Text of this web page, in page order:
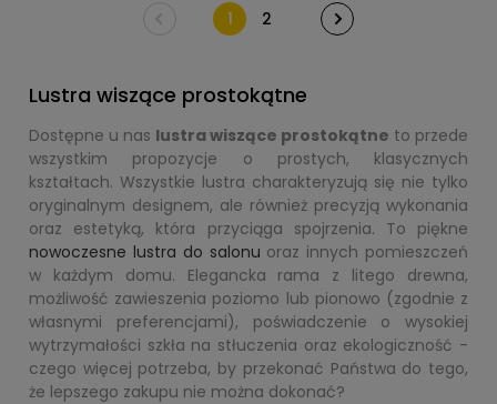
1 2
Lustra wiszące prostokątne
Dostępne u nas lustra wiszące prostokątne to przede
wszystkim propozycje o prostych, klasycznych
kształtach. Wszystkie lustra charakteryzują się nie tylko
oryginalnym designem, ale również precyzją wykonania
oraz estetyką, która przyciąga spojrzenia. To piękne
nowoczesne lustra do salonu oraz innych pomieszczeń
w każdym domu. Elegancka rama z litego drewna,
możliwość zawieszenia poziomo lub pionowo (zgodnie z
własnymi preferencjami), poświadczenie o wysokiej
wytrzymałości szkła na stłuczenia oraz ekologiczność -
czego więcej potrzeba, by przekonać Państwa do tego,
że lepszego zakupu nie można dokonać?